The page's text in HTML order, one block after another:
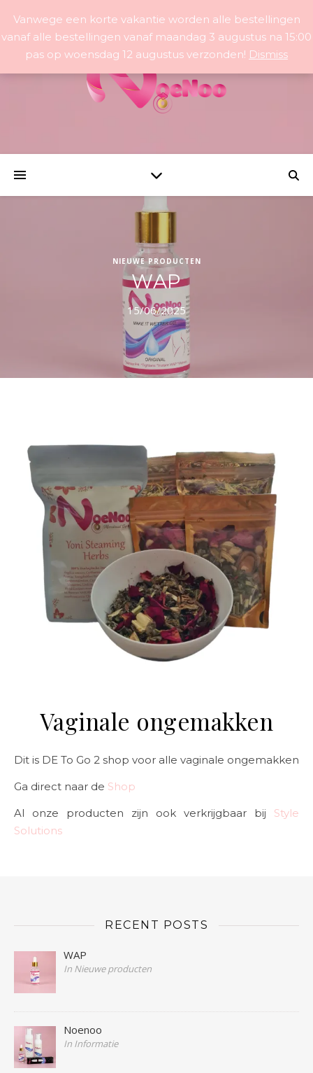
NIEUWE PRODUCTEN
WAP
15/06/2025
Vaginale ongemakken
Dit is DE To Go 2 shop voor alle vaginale ongemakken
Ga direct naar de Shop
Al onze producten zijn ook verkrijgbaar bij Style
Solutions
RECENT POSTS
WAP
In Nieuwe producten
Noenoo
In Informatie
Vanwege een korte vakantie worden alle bestellingen
vanaf alle bestellingen vanaf maandag 3 augustus na 15:00
pas op woensdag 12 augustus verzonden! Dismiss